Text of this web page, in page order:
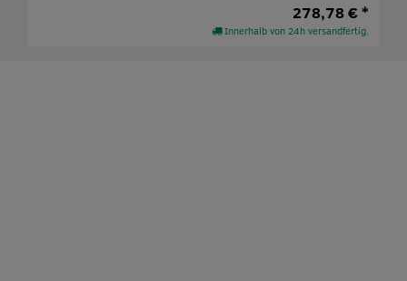
Innerhalb von 24h versandfertig.
278,78 € *